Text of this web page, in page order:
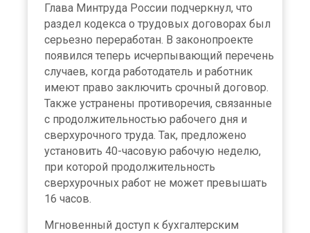
Глава Минтруда России подчеркнул, что
раздел кодекса о трудовых договорах был
серьезно переработан. В законопроекте
появился теперь исчерпывающий перечень
случаев, когда работодатель и работник
имеют право заключить срочный договор.
Также устранены противоречия, связанные
с продолжительностью рабочего дня и
сверхурочного труда. Так, предложено
установить 40-часовую рабочую неделю,
при которой продолжительность
сверхурочных работ не может превышать
16 часов.
Мгновенный доступ к бухгалтерским